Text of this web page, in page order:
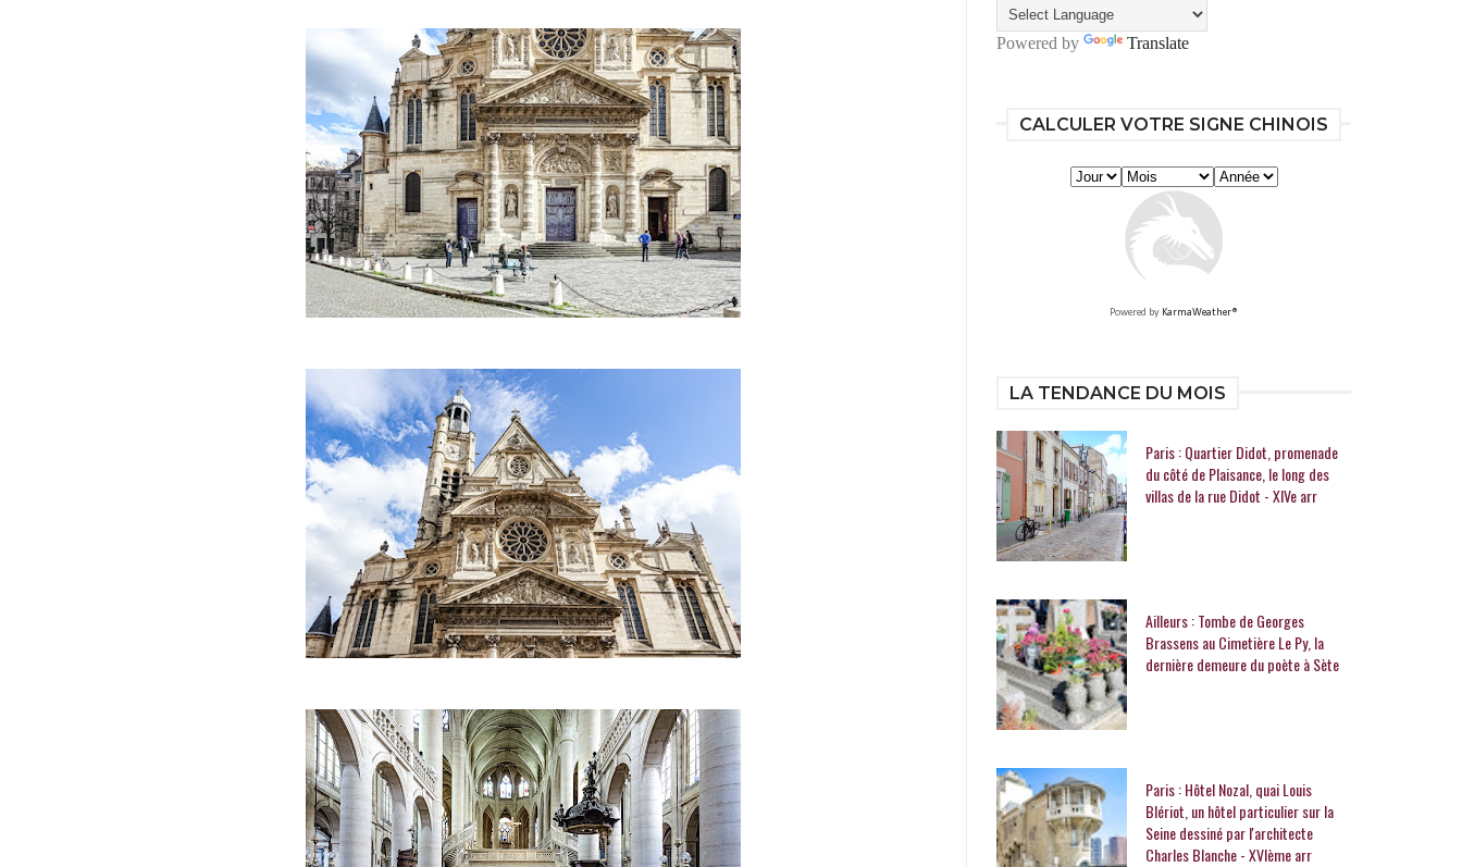
Powered by Translate
CALCULER VOTRE SIGNE CHINOIS
Powered by KarmaWeather®
LA TENDANCE DU MOIS
Paris : Quartier Didot, promenade
du côté de Plaisance, le long des
villas de la rue Didot - XIVe arr
Ailleurs : Tombe de Georges
Brassens au Cimetière Le Py, la
dernière demeure du poète à Sète
Paris : Hôtel Nozal, quai Louis
Blériot, un hôtel particulier sur la
Seine dessiné par l'architecte
Charles Blanche - XVIème arr